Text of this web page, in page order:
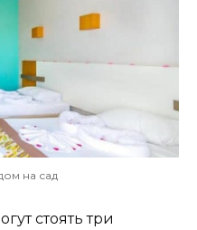
на сад
стоять три